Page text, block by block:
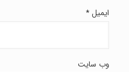
ایمیل *
وب‌ سایت